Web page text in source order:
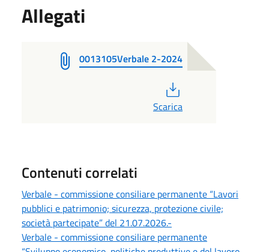
Allegati
0013105Verbale 2-2024
Scarica
Contenuti correlati
Verbale - commissione consiliare permanente “Lavori
pubblici e patrimonio; sicurezza, protezione civile;
società partecipate” del 21.07.2026.-
Verbale - commissione consiliare permanente